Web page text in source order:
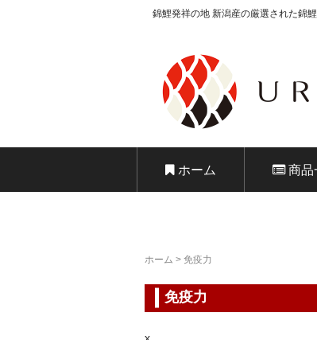
錦鯉発祥の地 新潟産の厳選された錦
錦鯉販売
ホーム 商品
ホーム > 免疫力
免疫力